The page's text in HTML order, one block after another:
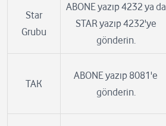
Star
Grubu
ABONE yazıp 4232 ya da
STAR yazıp 4232'ye
gönderin.
TAK
ABONE yazıp 8081'e
gönderin.